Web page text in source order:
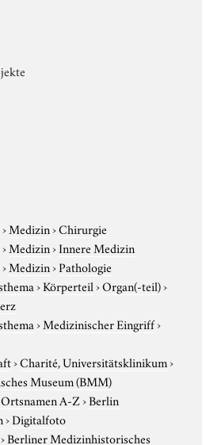
›Medizin›Chirurgie
›Medizin›Innere Medizin
›Medizin›Pathologie
›Körperteil›Organ(-teil)›
›Medizinischer Eingriff›
›Charité, Universitätsklinikum›
Museum (BMM)
Ortsnamen A-Z›Berlin
›Digitalfoto
Berliner Medizinhistorisches